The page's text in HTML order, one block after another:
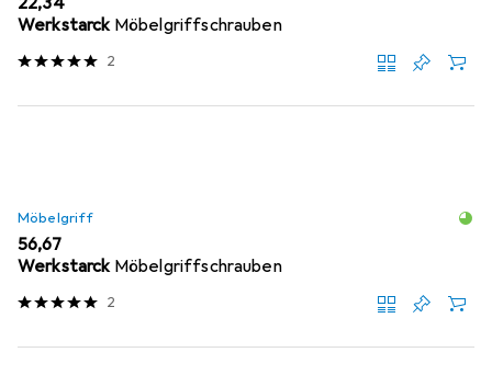
Werkstarck Möbelgriffschrauben
2
Möbelgriff
EUR
56,67
Werkstarck Möbelgriffschrauben
2